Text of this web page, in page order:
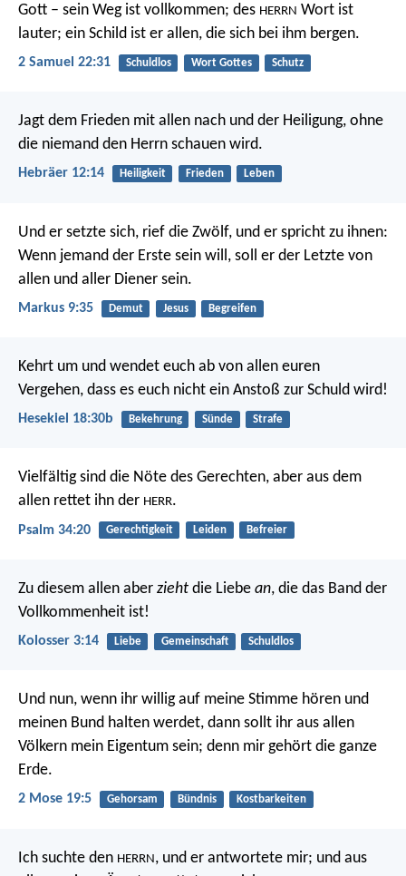
Gott – sein Weg ist vollkommen; des HERRN Wort ist
lauter; ein Schild ist er allen, die sich bei ihm bergen.
2 Samuel 22:31 Schuldlos Wort Gottes Schutz
Jagt dem Frieden mit allen nach und der Heiligung, ohne
die niemand den Herrn schauen wird.
Hebräer 12:14 Heiligkeit Frieden Leben
Und er setzte sich, rief die Zwölf, und er spricht zu ihnen:
Wenn jemand der Erste sein will, soll er der Letzte von
allen und aller Diener sein.
Markus 9:35 Demut Jesus Begreifen
Kehrt um und wendet euch ab von allen euren
Vergehen, dass es euch nicht ein Anstoß zur Schuld wird!
Hesekiel 18:30b Bekehrung Sünde Strafe
Vielfältig sind die Nöte des Gerechten, aber aus dem
allen rettet ihn der HERR.
Psalm 34:20 Gerechtigkeit Leiden Befreier
Zu diesem allen aber zieht die Liebe an, die das Band der
Vollkommenheit ist!
Kolosser 3:14 Liebe Gemeinschaft Schuldlos
Und nun, wenn ihr willig auf meine Stimme hören und
meinen Bund halten werdet, dann sollt ihr aus allen
Völkern mein Eigentum sein; denn mir gehört die ganze
Erde.
2 Mose 19:5 Gehorsam Bündnis Kostbarkeiten
Ich suchte den HERRN, und er antwortete mir; und aus